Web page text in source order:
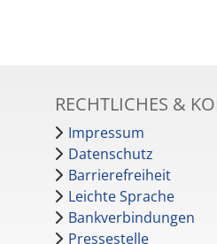
RECHTLICHES &
Impressum
Datenschutz
Barrierefreiheit
Leichte Sprache
Bankverbindungen
Pressestelle